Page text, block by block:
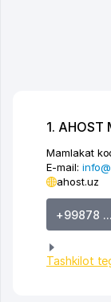
1. AHOST
Mamlakat
E-mail:
ahost.uz
+99878
Tashkilot